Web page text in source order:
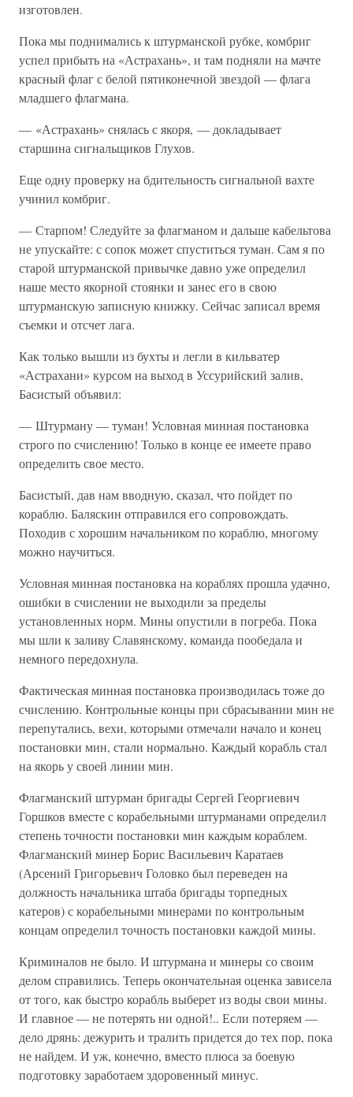
изготовлен.
Пока мы поднимались к штурманской рубке, комбриг
успел прибыть на «Астрахань», и там подняли на мачте
красный флаг с белой пятиконечной звездой — флага
младшего флагмана.
— «Астрахань» снялась с якоря, — докладывает
старшина сигнальщиков Глухов.
Еще одну проверку на бдительность сигнальной вахте
учинил комбриг.
— Старпом! Следуйте за флагманом и дальше кабельтова
не упускайте: с сопок может спуститься туман. Сам я по
старой штурманской привычке давно уже определил
наше место якорной стоянки и занес его в свою
штурманскую записную книжку. Сейчас записал время
съемки и отсчет лага.
Как только вышли из бухты и легли в кильватер
«Астрахани» курсом на выход в Уссурийский залив,
Басистый объявил:
— Штурману — туман! Условная минная постановка
строго по счислению! Только в конце ее имеете право
определить свое место.
Басистый, дав нам вводную, сказал, что пойдет по
кораблю. Баляскин отправился его сопровождать.
Походив с хорошим начальником по кораблю, многому
можно научиться.
Условная минная постановка на кораблях прошла удачно,
ошибки в счислении не выходили за пределы
установленных норм. Мины опустили в погреба. Пока
мы шли к заливу Славянскому, команда пообедала и
немного передохнула.
Фактическая минная постановка производилась тоже до
счислению. Контрольные концы при сбрасывании мин не
перепутались, вехи, которыми отмечали начало и конец
постановки мин, стали нормально. Каждый корабль стал
на якорь у своей линии мин.
Флагманский штурман бригады Сергей Георгиевич
Горшков вместе с корабельными штурманами определил
степень точности постановки мин каждым кораблем.
Флагманский минер Борис Васильевич Каратаев
(Арсений Григорьевич Головко был переведен на
должность начальника штаба бригады торпедных
катеров) с корабельными минерами по контрольным
концам определил точность постановки каждой мины.
Криминалов не было. И штурмана и минеры со своим
делом справились. Теперь окончательная оценка зависела
от того, как быстро корабль выберет из воды свои мины.
И главное — не потерять ни одной!.. Если потеряем —
дело дрянь: дежурить и тралить придется до тех пор, пока
не найдем. И уж, конечно, вместо плюса за боевую
подготовку заработаем здоровенный минус.